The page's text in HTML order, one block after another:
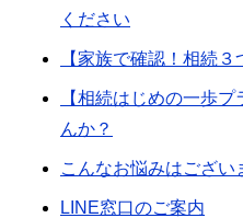
ください
【家族で確認！相続３
【相続はじめの一歩
んか？
こんなお悩みはござい
LINE窓口のご案内